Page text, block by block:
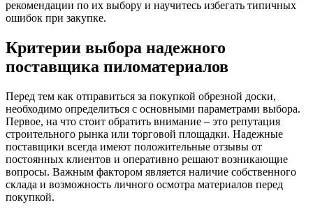
рекомендации по их выбору и научитесь избегать типичных
ошибок при закупке.
Критерии выбора надежного
поставщика пиломатериалов
Перед тем как отправиться за покупкой обрезной доски,
необходимо определиться с основными параметрами выбора.
Первое, на что стоит обратить внимание – это репутация
строительного рынка или торговой площадки. Надежные
поставщики всегда имеют положительные отзывы от
постоянных клиентов и оперативно решают возникающие
вопросы. Важным фактором является наличие собственного
склада и возможность личного осмотра материалов перед
покупкой.